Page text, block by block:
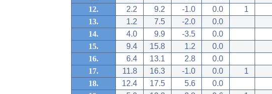
12.
2.2 9.2 -1.0 0.0
1
13.
1.2 7.5 -2.0
0.0
14.
4.0 9.9 -3.5
0.0
15.
9.4 15.8 1.2
0.0
16.
6.4 13.1 2.8
0.0
17.
11.8 16.3 -1.0 0.0
1
18.
12.4 17.5 5.6
0.0